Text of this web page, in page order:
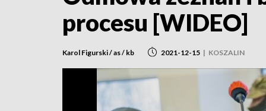
procesu [WIDEO]
Karol Figurski / as / kb 2021-12-15 | KOSZALIN